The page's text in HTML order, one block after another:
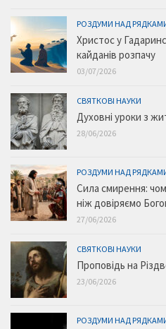
РОЗДУМИ НАД
Христос у
кайданів розпачу
03/07/2026
СВЯТКОВІ НАУКИ
Духовні уроки з
28/06/2026
РОЗДУМИ НАД
Сила смирення:
ніж довіряємо
27/06/2026
СВЯТКОВІ НАУКИ
Проповідь на
23/06/2026
РОЗДУМИ НАД